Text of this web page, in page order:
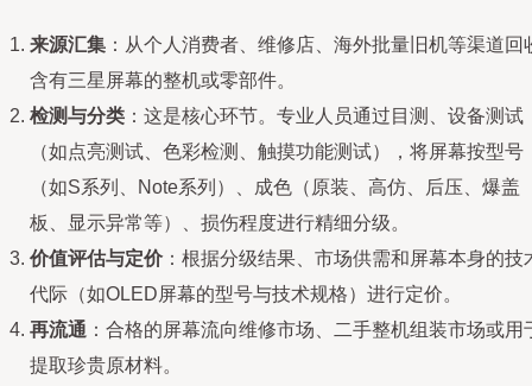
来源汇集 ：从个人消费者、维修店、海外批量旧机等渠道回
含有三星屏幕的整机或零部件。
检测与分类 ：这是核心环节。专业人员通过目测、设备测试
（如点亮测试、色彩检测、触摸功能测试），将屏幕按型号
（如S系列、Note系列）、成色（原装、高仿、后压、爆盖
板、显示异常等）、损伤程度进行精细分级。
价值评估与定价：根据分级结果、市场供需和屏幕本身的技
代际（如OLED屏幕的型号与技术规格）进行定价。
再流通 ：合格的屏幕流向维修市场、二手整机组装市场或用
提取珍贵原材料。